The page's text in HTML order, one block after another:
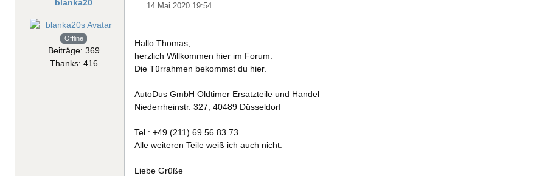
blanka20
Offline
Beiträge: 369
Thanks: 416
14 Mai 2020 19:54
Hallo Thomas,
herzlich Willkommen hier im Forum.
Die Türrahmen bekommst du hier.
AutoDus GmbH Oldtimer Ersatzteile und Handel
Niederrheinstr. 327, 40489 Düsseldorf
Tel.: +49 (211) 69 56 83 73
Alle weiteren Teile weiß ich auch nicht.
Liebe Grüße